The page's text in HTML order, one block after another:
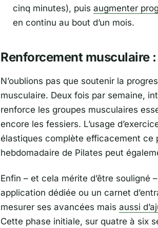
cinq minutes), puis augmenter
en continu au bout d’un mois.
Renforcement musculaire
N’oublions pas que soutenir la
musculaire. Deux fois par semaine,
renforce les groupes musculaires
encore les fessiers. L’usage
élastiques complète efficacement ce
hebdomadaire de Pilates peut
Enfin – et cela mérite d’être souligné
application dédiée ou un carnet
mesurer ses avancées mais aussi
Cette phase initiale, sur quatre à six